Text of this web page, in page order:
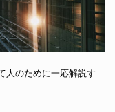
人のために一応解説す